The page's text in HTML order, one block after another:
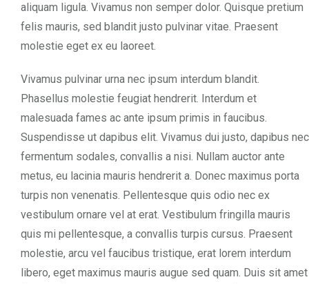
aliquam ligula. Vivamus non semper dolor. Quisque pretium
felis mauris, sed blandit justo pulvinar vitae. Praesent
molestie eget ex eu laoreet.
Vivamus pulvinar urna nec ipsum interdum blandit.
Phasellus molestie feugiat hendrerit. Interdum et
malesuada fames ac ante ipsum primis in faucibus.
Suspendisse ut dapibus elit. Vivamus dui justo, dapibus nec
fermentum sodales, convallis a nisi. Nullam auctor ante
metus, eu lacinia mauris hendrerit a. Donec maximus porta
turpis non venenatis. Pellentesque quis odio nec ex
vestibulum ornare vel at erat. Vestibulum fringilla mauris
quis mi pellentesque, a convallis turpis cursus. Praesent
molestie, arcu vel faucibus tristique, erat lorem interdum
libero, eget maximus mauris augue sed quam. Duis sit amet